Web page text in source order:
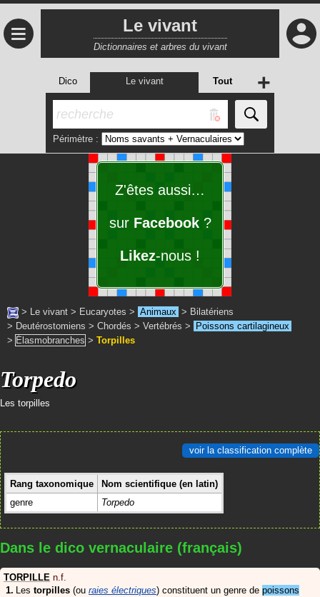
≡ Le vivant
Dictionnaires et arbres du vivant
Dico Le vivant Tout
Périmètre :
+
Z'êtes aussi…
sur Facebook?
Likez-nous !
> Le vivant > Eucaryotes > Animaux > Bilatériens
> Deutérostomiens > Chordés > Vertébrés >
Poissons cartilagineux
> Élasmobranches > Torpilles
Torpedo
Les torpilles
voir la classification complète
Rang taxonomique
Nom scientifique (en latin)
genre
Torpedo
Dans le dico vernaculaire (français)
TORPILLE n.f.
Les torpilles (ou raies électriques) constituent un genre de poissons